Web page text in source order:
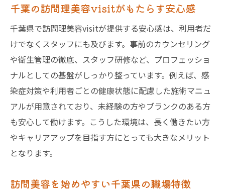
千葉の訪問美容師求人で復職支援を活用
ブランクがあっても訪問美容で再出発でき
る
訪問美容師求人における研修とサポート体
制
訪問理美容visitが叶える復帰支援の内容
訪問美容求人で不安を解消するポイント
千葉県で充実の訪問美容キャリアを築く
訪問美容求人でキャリア形成を目指す方法
訪問美容で安定したキャリアを築くコツ
千葉の訪問理美容visitがもたらす安心感
千葉県で訪問理美容visitが提供する安心感は、利用者だ
けでなくスタッフにも及びます。事前のカウンセリング
や衛生管理の徹底、スタッフ研修など、プロフェッショ
ナルとしての基盤がしっかり整っています。例えば、感
染症対策や利用者ごとの健康状態に配慮した施術マニュ
アルが用意されており、未経験の方やブランクのある方
も安心して働けます。こうした環境は、長く働きたい方
やキャリアアップを目指す方にとっても大きなメリット
となります。
訪問美容を始めやすい千葉県の職場特徴